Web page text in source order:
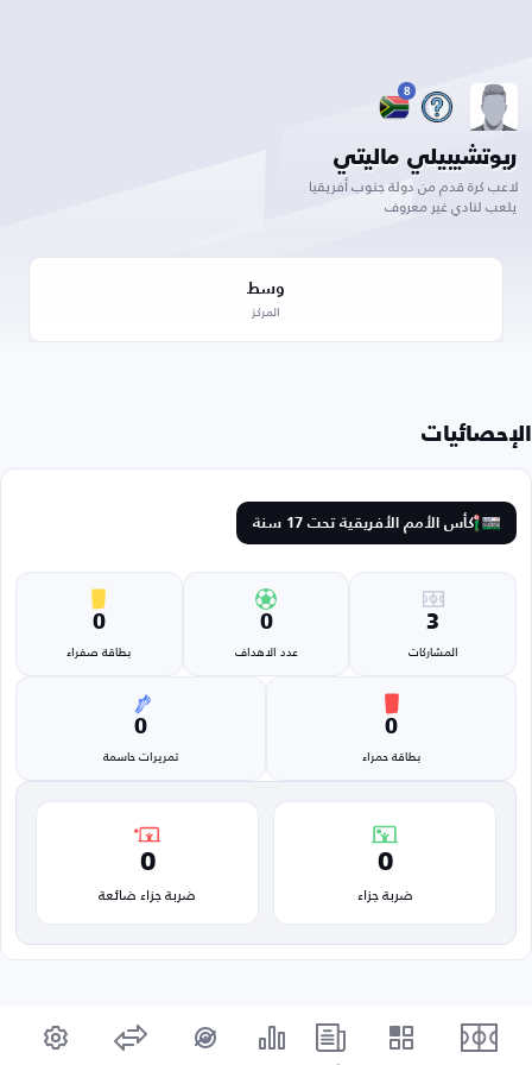
8
ريوتشيبيلي ماليتي
لاعب كرة قدم من دولة جنوب أفريقيا
يلعب لنادي غير معروف
وسط
المركز
الإحصائيات
كأس الأمم الأفريقية تحت 17 سنة
3
المشاركات
0
عدد الاهداف
0
بطاقة صفراء
0
بطاقة حمراء
0
تمريرات حاسمة
0
ضربة جزاء
0
ضربة جزاء ضائعة